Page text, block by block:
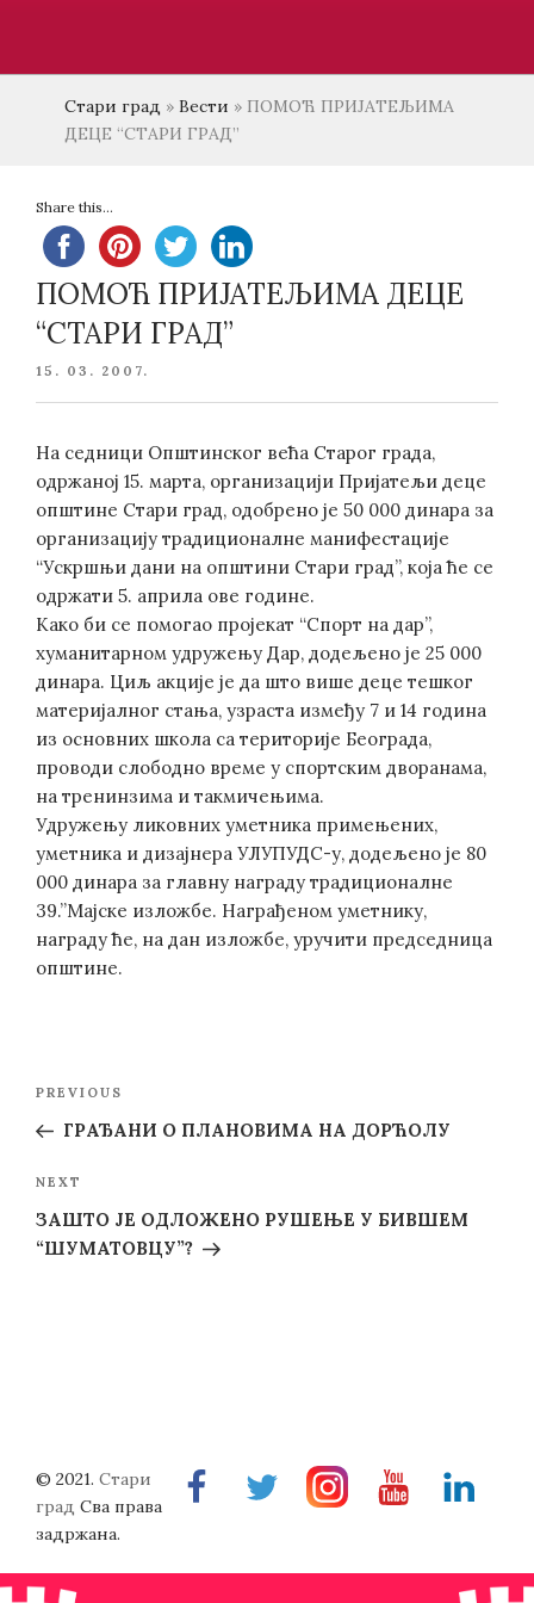
Стари град » Вести » ПОМОЋ ПРИЈАТЕЉИМА
ДЕЦЕ “СТАРИ ГРАД”
Share this...
ПОМОЋ ПРИЈАТЕЉИМА ДЕЦЕ
“СТАРИ ГРАД”
POSTED
15. 03. 2007.
На седници Општинског већа Старог града,
одржаној 15. марта, организацији Пријатељи деце
општине Стари град, одобрено је 50 000 динара за
организацију традиционалне манифестације
“Ускршњи дани на општини Стари град”, која ће се
одржати 5. априла ове године.
Како би се помогао пројекат “Спорт на дар”,
хуманитарном удружењу Дар, додељено је 25 000
динара. Циљ акције је да што више деце тешког
материјалног стања, узраста између 7 и 14 година
из основних школа са територије Београда,
проводи слободно време у спортским дворанама,
на тренинзима и такмичењима.
Удружењу ликовних уметника примењених,
уметника и дизајнера УЛУПУДС-у, додељено је 80
000 динара за главну награду традиционалне
39.”Мајске изложбе. Награђеном уметнику,
награду ће, на дан изложбе, уручити председница
општине.
Previous
Post
PREVIOUS
ГРАЂАНИ О ПЛАНОВИМА НА ДОРЋОЛУ
Next
Post
NEXT
ЗАШТО ЈЕ ОДЛОЖЕНО РУШЕЊЕ У БИВШЕМ
“ШУМАТОВЦУ”?
FacebookTwitterInstragramYoutubeLinkedin
© 2021. Стари
град Сва права
задржана.